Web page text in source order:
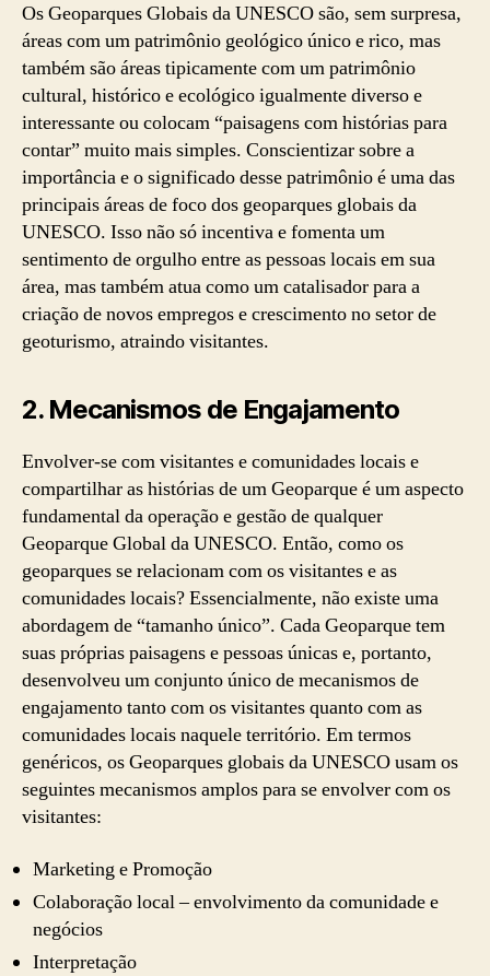
Os Geoparques Globais da UNESCO são, sem surpresa,
áreas com um patrimônio geológico único e rico, mas
também são áreas tipicamente com um patrimônio
cultural, histórico e ecológico igualmente diverso e
interessante ou colocam “paisagens com histórias para
contar” muito mais simples. Conscientizar sobre a
importância e o significado desse patrimônio é uma das
principais áreas de foco dos geoparques globais da
UNESCO. Isso não só incentiva e fomenta um
sentimento de orgulho entre as pessoas locais em sua
área, mas também atua como um catalisador para a
criação de novos empregos e crescimento no setor de
geoturismo, atraindo visitantes.
2. Mecanismos de Engajamento
Envolver-se com visitantes e comunidades locais e
compartilhar as histórias de um Geoparque é um aspecto
fundamental da operação e gestão de qualquer
Geoparque Global da UNESCO. Então, como os
geoparques se relacionam com os visitantes e as
comunidades locais? Essencialmente, não existe uma
abordagem de “tamanho único”. Cada Geoparque tem
suas próprias paisagens e pessoas únicas e, portanto,
desenvolveu um conjunto único de mecanismos de
engajamento tanto com os visitantes quanto com as
comunidades locais naquele território. Em termos
genéricos, os Geoparques globais da UNESCO usam os
seguintes mecanismos amplos para se envolver com os
visitantes:
Marketing e Promoção
Colaboração local – envolvimento da comunidade e
negócios
Interpretação